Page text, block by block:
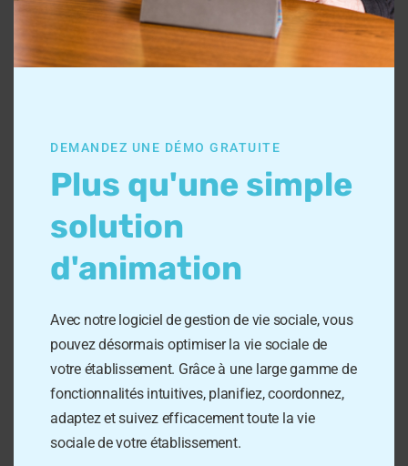
Des bénéfices
validés
Par nos professionnels
partenaires
de vie sociale offre denombreux
avantages pour les
professionnels, familles et
résidentsen établissement
médico-social :
DEMANDEZ UNE DÉMO GRATUITE
Plus qu'une simple
solution
d'animation
Avec notre logiciel de gestion de vie sociale, vous
pouvez désormais optimiser la vie sociale de
votre établissement. Grâce à une large gamme de
fonctionnalités intuitives, planifiez, coordonnez,
adaptez et suivez efficacement toute la vie
sociale de votre établissement.